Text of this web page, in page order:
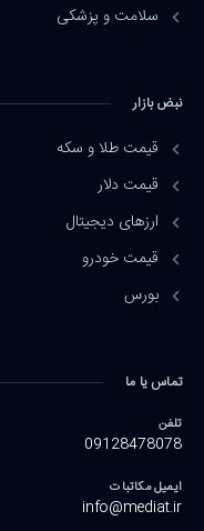
سلامت و پزشکی
نبض بازار
قیمت طلا و سکه
قیمت دلار
ارزهای دیجیتال
قیمت خودرو
بورس
تماس یا ما
تلفن
09128478078
ایمیل مکاتبات
info@mediat.ir